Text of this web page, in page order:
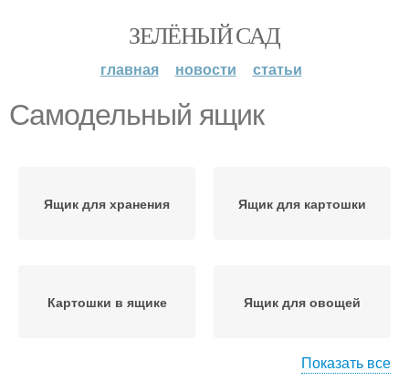
ЗЕЛЁНЫЙ САД
главная новости статьи
Самодельный ящик
Ящик для хранения Ящик для картошки
Картошки в ящике Ящик для овощей
Показать все